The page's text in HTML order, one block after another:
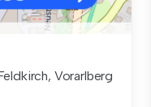
Vorarlberg